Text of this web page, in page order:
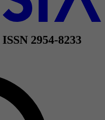
ISSN 2954-8233